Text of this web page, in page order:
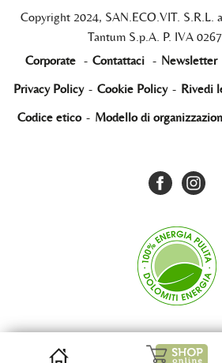
Copyright 2024, SAN.ECO.VIT. S.R.L.
Tantum S.p.A. P. IVA
Corporate - Contattaci - Newsletter
Privacy Policy - Cookie Policy - Rivedi
Codice etico - Modello di